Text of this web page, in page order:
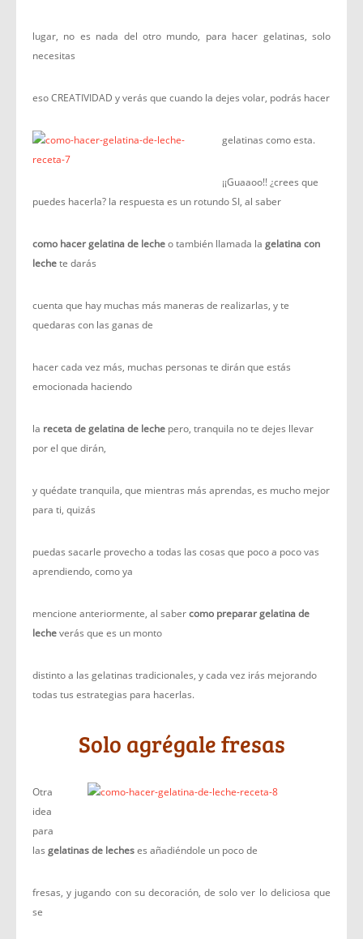
lugar, no es nada del otro mundo, para hacer gelatinas, solo
necesitas
eso CREATIVIDAD y verás que cuando la dejes volar, podrás hacer
gelatinas como esta.
¡¡Guaaoo!! ¿crees que
puedes hacerla? la respuesta es un rotundo SI, al saber
como hacer gelatina de lecheo también llamada la gelatina con
lechete darás
cuenta que hay muchas más maneras de realizarlas, y te
quedaras con las ganas de
hacer cada vez más, muchas personas te dirán que estás
emocionada haciendo
la receta de gelatina de leche pero, tranquila no te dejes llevar
por el que dirán,
y quédate tranquila, que mientras más aprendas, es mucho mejor
para ti, quizás
puedas sacarle provecho a todas las cosas que poco a poco vas
aprendiendo, como ya
mencione anteriormente, al sabercomo preparar gelatina de
lecheverás que es un monto
distinto a las gelatinas tradicionales, y cada vez irás mejorando
todas tus estrategias para hacerlas.
Solo agrégale fresas
Otra
idea
para
las gelatinas de lecheses añadiéndole un poco de
fresas, y jugando con su decoración, de solo ver lo deliciosa que
se